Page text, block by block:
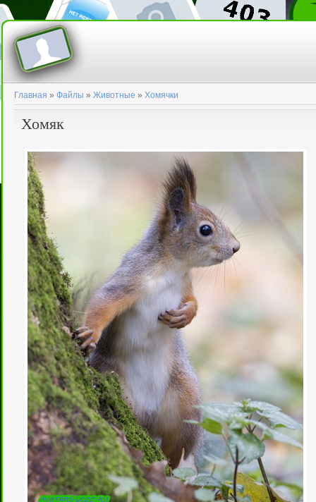
Главная » Файлы » Животные » Хомячки
Хомяк